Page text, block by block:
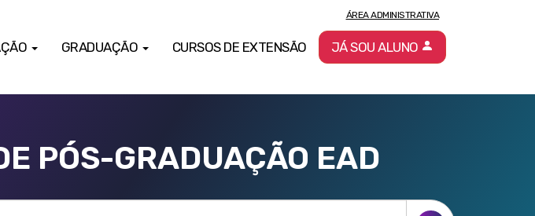
GRADUAÇÃO CURSOS DE EXTENSÃO
ÁREA ADMINISTRATIVA
JÁ SOU ALUNO
PÓS-GRADUAÇÃO EAD